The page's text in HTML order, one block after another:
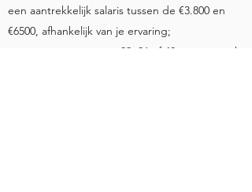
een aantrekkelijk salaris tussen de €3.800 en
€6500, afhankelijk van je ervaring;
een vast contract voor 32, 36 of 40 uur en stock